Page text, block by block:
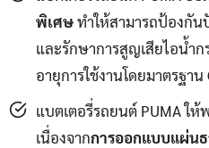
พิเศษทำให้สามารถป้องกั
และรักษาการสูญเสียไอน้ำ
อายุการใช้งานโดยมาตรฐาน
แบตเตอรี่รถยนต์ PUMA ให้
เนื่องจากการออกแบบแผ่น